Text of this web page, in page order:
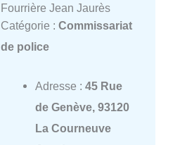
Fourrière Jean Jaurès
Catégorie : Commissariat
de police
Adresse : 45 Rue
de Genève, 93120
La Courneuve